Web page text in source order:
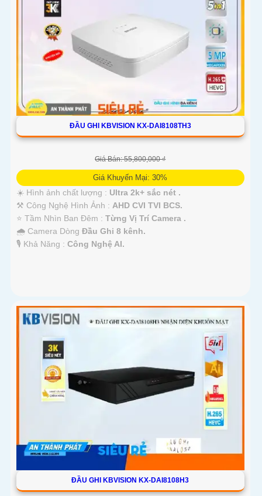
ĐẦU GHI KBVISION KX-DAI8108TH3
Giá Bán: 55,800,000 ₫
Giá Khuyến Mại: 30%
☀️ Hình ảnh chất lượng : Ultra 2k+ sắc nét .
⚒ Công Nghệ Hình Ảnh : AHD CVI TVI BCS.
⭐ Tầm Nhìn Ban Đêm : Từng Vị Trí Camera .
🌧️ Camera Dòng Đầu Ghi 8 kênh.
️🎙 Khả Năng : Công Nghệ AI.
ĐẦU GHI KBVISION KX-DAI8108H3